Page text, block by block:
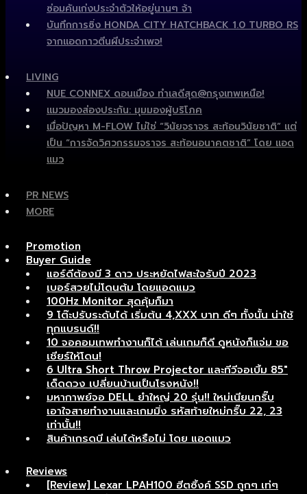
ซ่อมคันเก่งประจำตัวให้อยู่นานๆ จ้า
บันทึกการซิ่ง HONDA CITY HATCHBACK 1.0 TURBO RS
จากแอดกาวตีนผีประจำเพจ!
LIVING
NUE CONNEX ดอนเมือง ทำเลดีสุด@กรุงเทพเหนือ!
แมวมองส่องประกัน: มุมมองผู้บริโภค
เมื่อปัญหา M-FLOW ไม่ใช่ “วินัยจราจร สะท้อนวินัยชาติ” แต่
เป็น “การจัดวิศวกรรมจราจร สะท้อนอนาคตชาติ” โดย แอด
แมว
PR NEWS
MORE
Promotion
Buyer Guide
แอร์ดีต้องมี 3 ดาว ประหยัดไฟสะใจรับปี 2023
เบอร์สวยไม่โดนต้ม โดยแอดแมว
100Hz Monitor สุดคุ้มก็มา
9 โต๊ะปรับระดับได้ เริ่มต้น 4,XXX บาท ดีๆ ทั้งนั้น น่าใช้
ทุกแบรนด์!!
10 จอคอมเทพทำงานก็ได้ เล่นเกมก็ดี ดูหนังก็แจ่ม ขอ
เชียร์ให้โดน!
6 Ultra Short Throw Projector และทีวีจอเบิ้ม 85″
เด็ดดวง เปลี่ยนบ้านเป็นโรงหนัง!!
มหากาพย์จอ DELL ยำใหญ่ 20 รุ่น!! ใหม่เนียนกริ๊บ
เอาใจสายทำงานและเกมมิ่ง รหัสท้ายใหม่กริ๊บ 22, 23
เท่านั้น!!
สินค้าเกรดบี เล่นได้หรือไม่ โดย แอดแมว
Reviews
[Review] Lexar LPAH100 ฮีตซิ้งค์ SSD ถูกๆ เท่ๆ